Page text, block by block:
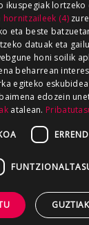
ikuspegiak lortzeko
hornitzaileek (4)
eta beste
datuak eta
honi soilik
beharrean
egiteko
edozein
atalean.